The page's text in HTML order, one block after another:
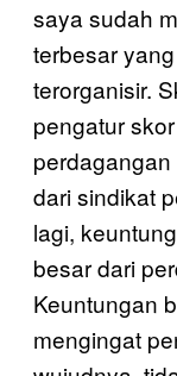
saya sudah
terbesar
terorganisir.
pengatur
dari sindikat
lagi,
besar dari
Keuntungan
mengingat